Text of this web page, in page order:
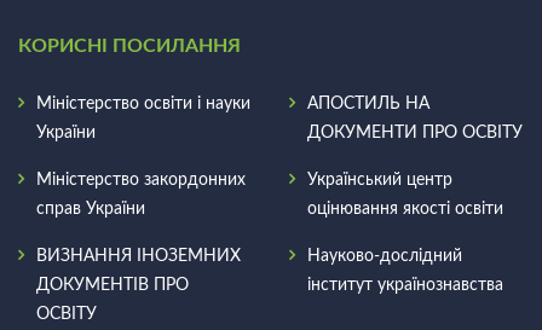
КОРИСНІ ПОСИЛАННЯ
Міністерство освіти і науки
України
АПОСТИЛЬ НА
ДОКУМЕНТИ ПРО ОСВIТУ
Міністерство закордонних
справ України
Український центр
оцінювання якості освіти
ВИЗНАННЯ ІНОЗЕМНИХ
ДОКУМЕНТІВ ПРО
ОСВІТУ
Науково-дослідний
інститут українознавства